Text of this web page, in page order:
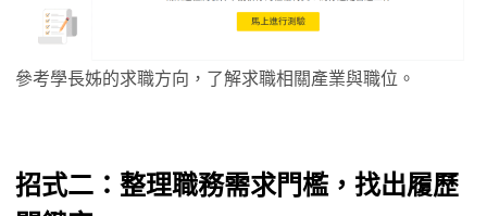
參考學長姊的求職方向，了解求職相關產業與職位。
招式二：整理職務需求門檻，找出履歷